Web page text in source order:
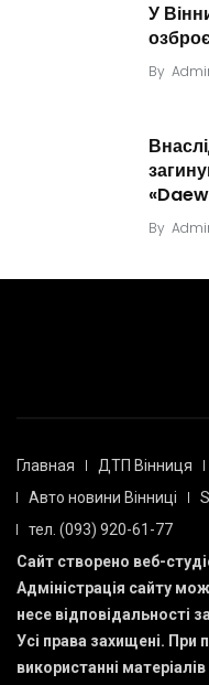
У
By
By
Главная ДТП Вінниця
Авто новини Вінниці
тел. (093) 920-61-77
Сайт створено веб-
Адміністрація сайту
несе відповідальності
Усі права захищені.
використанні